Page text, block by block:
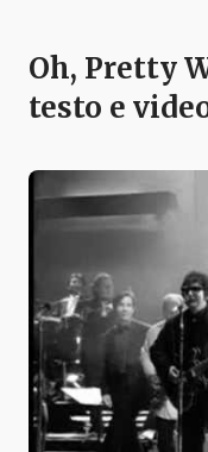
Oh, Pretty
testo e